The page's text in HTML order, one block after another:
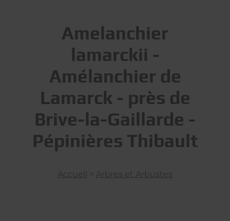
Amelanchier
lamarckii -
Amélanchier de
Lamarck - près de
Brive-la-Gaillarde -
Pépinières Thibault
Accueil > Arbres et Arbustes